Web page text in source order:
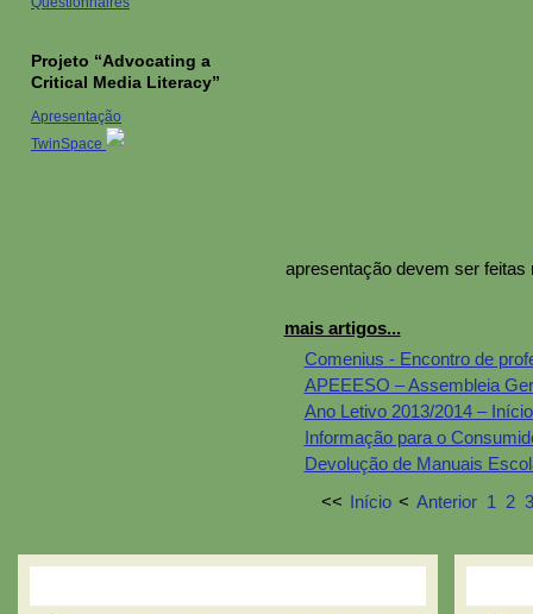
apresentação devem ser
mais artigos...
Comenius - Encontro de
APEEESO – Assembleia
Ano Letivo 2013/2014 –
Informação para o
Devolução de Manuais
<< Início < Anterior 1 2 3
Projeto “Advocating a
Critical Media Literacy”
Apresentação
TwinSpace